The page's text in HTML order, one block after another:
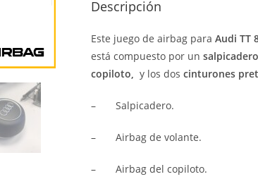
Descripción
Este juego de airbag para Audi TT
está compuesto por un salpicadero
copiloto, y los dos cinturones
– Salpicadero.
– Airbag de volante.
– Airbag del copiloto.